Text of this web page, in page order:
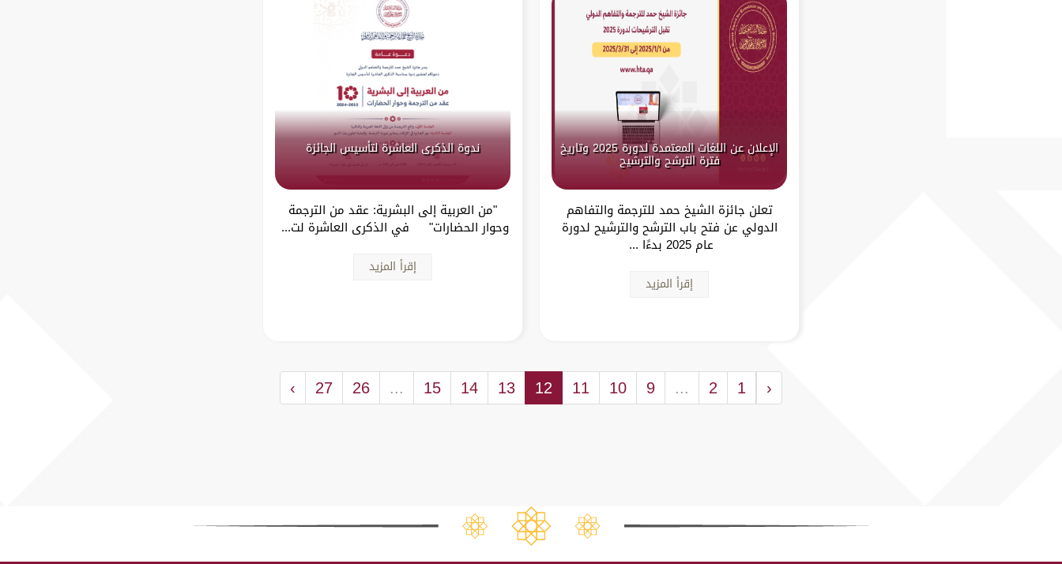
الإعلان عن اللغات المعتمدة لدورة 2025 وتاريخ
فترة الترشح والترشيح
تعلن جائزة الشيخ حمد للترجمة والتفاهم
الدولي عن فتح باب الترشح والترشيح لدورة
عام 2025 بدءًا ...
إقرأ المزيد
ندوة الذكرى العاشرة لتأسيس الجائزة
"من العربية إلى البشرية: عقد من الترجمة
وحوار الحضارات" في الذكرى العاشرة لت...
إقرأ المزيد
‹
1
2
...
9
10
11
12
13
14
15
...
26
27
›